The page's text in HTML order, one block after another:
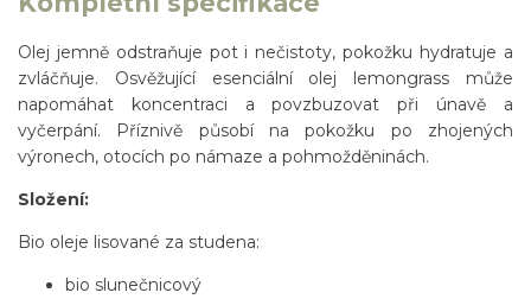
Olej jemně odstraňuje pot i nečistoty, pokožku hydratuje a
zvláčňuje. Osvěžující esenciální olej lemongrass může
napomáhat koncentraci a povzbuzovat při únavě a
vyčerpání. Příznivě působí na pokožku po zhojených
výronech, otocích po námaze a pohmožděninách.
Složení:
Bio oleje lisované za studena:
bio slunečnicový